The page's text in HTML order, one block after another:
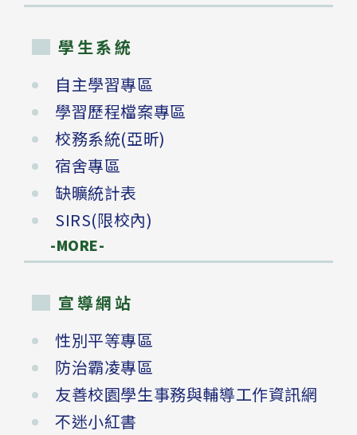
學生系統
自主學習專區
學習歷程檔案專區
校務系統(亞昕)
宿舍專區
缺曠統計表
SIRS(限校內)
-MORE-
宣導網站
性別平等專區
防治霸凌專區
友善校園學生事務與輔導工作資訊網
不迷小紅書